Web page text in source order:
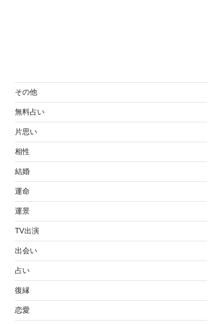
その他
無料占い
片思い
相性
結婚
運命
運景
TV出演
出会い
占い
復縁
恋愛